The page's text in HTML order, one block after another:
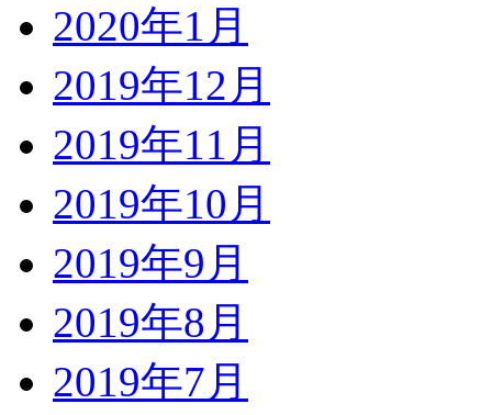
2020年1月
2019年12月
2019年11月
2019年10月
2019年9月
2019年8月
2019年7月